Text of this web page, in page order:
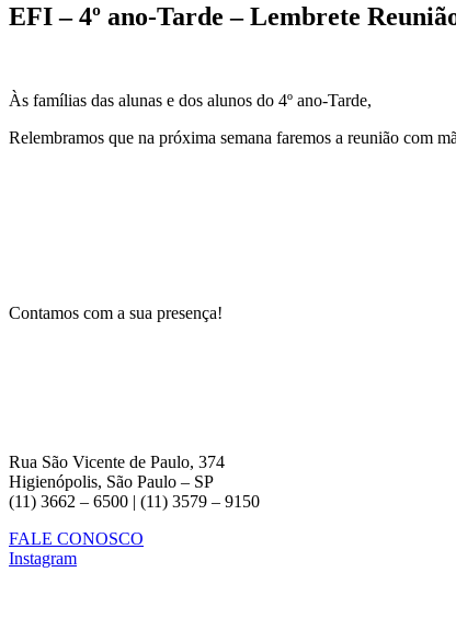
EFI – 4º ano-Tarde – Lembrete
Às famílias das alunas e dos alunos do 4º ano-Tarde,
Relembramos que na próxima semana faremos a reunião com
Contamos com a sua presença!
Rua São Vicente de Paulo, 374
Higienópolis, São Paulo – SP
(11) 3662 – 6500 | (11) 3579 – 9150
FALE CONOSCO
Instagram